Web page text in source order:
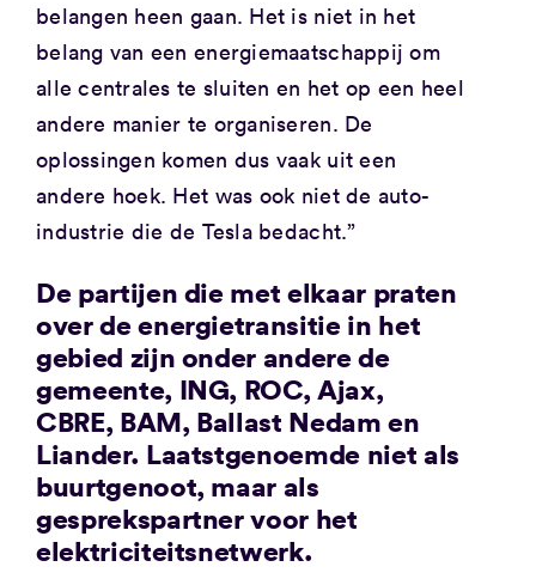
belangen heen gaan. Het is niet in het
belang van een energiemaatschappij om
alle centrales te sluiten en het op een heel
andere manier te organiseren. De
oplossingen komen dus vaak uit een
andere hoek. Het was ook niet de auto-
industrie die de Tesla bedacht.”
De partijen die met elkaar praten
over de energietransitie in het
gebied zijn onder andere de
gemeente, ING, ROC, Ajax,
CBRE, BAM, Ballast Nedam en
Liander. Laatstgenoemde niet als
buurtgenoot, maar als
gesprekspartner voor het
elektriciteitsnetwerk.